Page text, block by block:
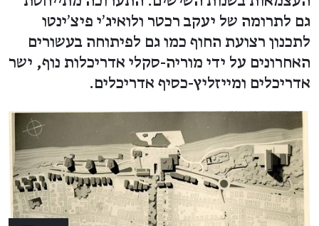
גם לתרומה של יעקב רכטר ולואיג׳י פיצ׳ינטו
לתכנון רצועת החוף כמו גם לפיתוחה בעשורים
האחרונים על ידי מוריה-סקלי אדריכלות נוף, ישר
אדריכלים ומייזליץ-כסיף אדריכלים.